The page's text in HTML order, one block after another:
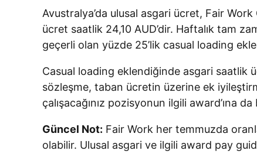
Avustralya’da ulusal asgari ücret, Fair
ücret saatlik 24,10 AUD’dir. Haftalık tam
geçerli olan yüzde 25’lik casual loading
Casual loading eklendiğinde asgari saatlik
sözleşme, taban ücretin üzerine ek
çalışacağınız pozisyonun ilgili award’ına
Güncel Not: Fair Work her temmuzda
olabilir. Ulusal asgari ve ilgili award pay